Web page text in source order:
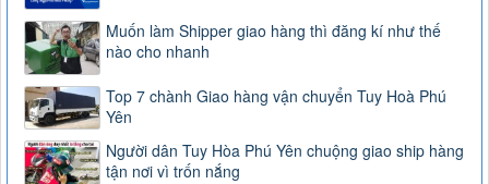
Muốn làm Shipper giao hàng thì đăng kí như thế
nào cho nhanh
Top 7 chành Giao hàng vận chuyển Tuy Hoà Phú
Yên
Người dân Tuy Hòa Phú Yên chuộng giao ship hàng
tận nơi vì trốn nắng